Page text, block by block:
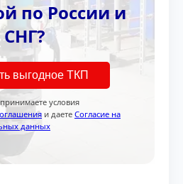
по России и
СНГ?
выгодное ТКП
условия
и даете Согласие на
данных